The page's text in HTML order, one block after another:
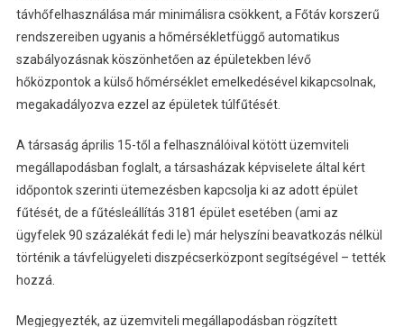
távhőfelhasználása már minimálisra csökkent, a Főtáv korszerű
rendszereiben ugyanis a hőmérsékletfüggő automatikus
szabályozásnak köszönhetően az épületekben lévő
hőközpontok a külső hőmérséklet emelkedésével kikapcsolnak,
megakadályozva ezzel az épületek túlfűtését.
A társaság április 15-től a felhasználóival kötött üzemviteli
megállapodásban foglalt, a társasházak képviselete által kért
időpontok szerinti ütemezésben kapcsolja ki az adott épület
fűtését, de a fűtésleállítás 3181 épület esetében (ami az
ügyfelek 90 százalékát fedi le) már helyszíni beavatkozás nélkül
történik a távfelügyeleti diszpécserközpont segítségével – tették
hozzá.
Megjegyezték, az üzemviteli megállapodásban rögzített